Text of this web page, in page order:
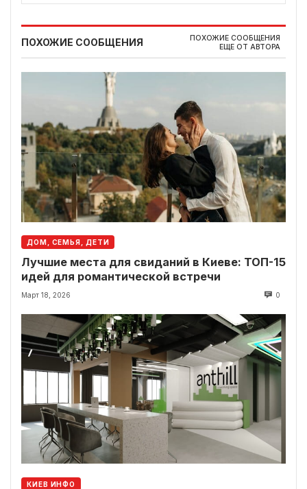
ПОХОЖИЕ СООБЩЕНИЯ
ПОХОЖИЕ СООБЩЕНИЯ
ЕЩЕ ОТ АВТОРА
ДОМ, СЕМЬЯ, ДЕТИ
Лучшие места для свиданий в Киеве: ТОП-15
идей для романтической встречи
Март 18, 2026 0
КИЕВ ИНФО